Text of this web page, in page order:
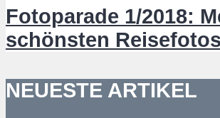
Fotoparade 1/2018:
schönsten Reisefotos
NEUESTE ARTIKEL